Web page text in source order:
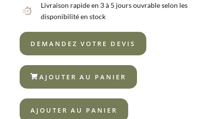
Livraison rapide en 3 à 5 jours ouvrable selon les
disponibilité en stock
DEMANDEZ VOTRE DEVIS
AJOUTER AU PANIER
AJOUTER AU PANIER